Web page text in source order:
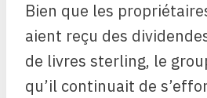
Bien que les
aient reçu des
de livres sterling, le
qu’il continuait de